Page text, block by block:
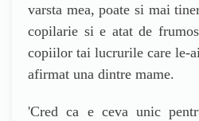
varsta mea, poate si mai
copilarie si e atat de
copiilor tai lucrurile care le-
afirmat una dintre mame.
'Cred ca e ceva unic